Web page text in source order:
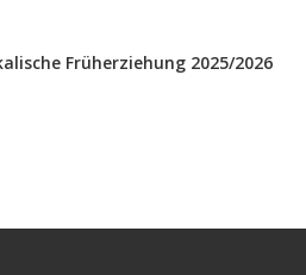
Früherziehung 2025/2026